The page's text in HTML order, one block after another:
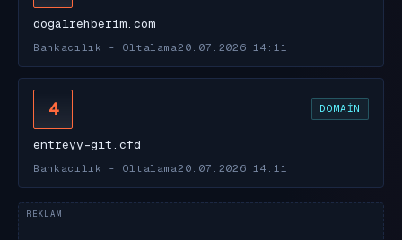
dogalrehberim.com
Bankacılık - Oltalama20.07.2026 14:11
4 DOMAIN
entreyy-git.cfd
Bankacılık - Oltalama20.07.2026 14:11